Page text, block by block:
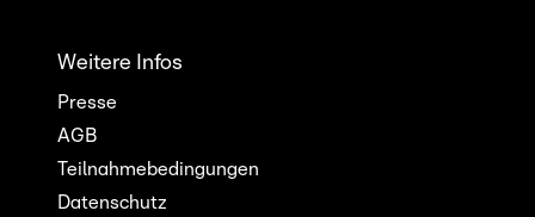
Weitere Infos
Presse
AGB
Teilnahmebedingungen
Datenschutz